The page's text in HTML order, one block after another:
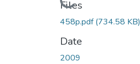
Loading...
Files
458p.pdf(734.58 KB)
Date
2009